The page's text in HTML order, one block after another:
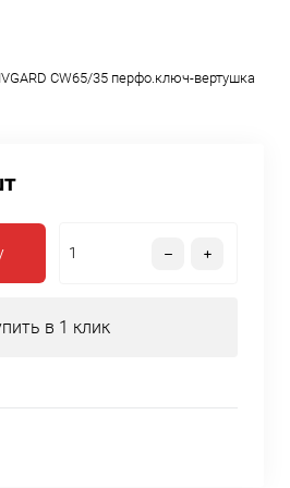
CW65/35 перфо.ключ-вертушка
в 1 клик